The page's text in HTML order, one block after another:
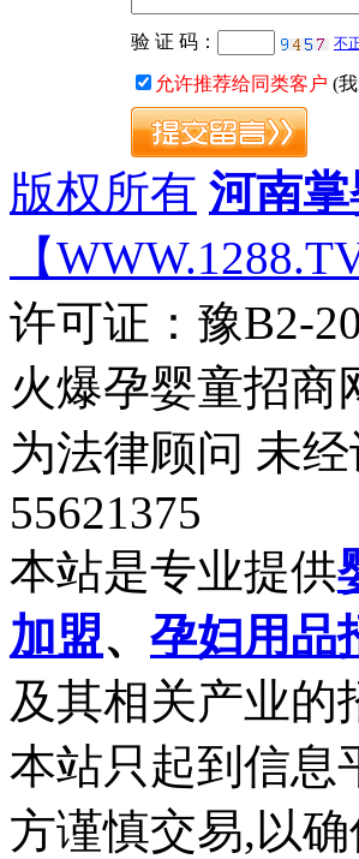
验 证 码： 不
允许推荐给同类客户 (
版权所有 河南
【WWW.1288.TV
许可证：豫B2-
火爆孕婴童招商
为法律顾问 未
55621375
本站是专业提供
加盟、 孕妇用品
及其相关产业的
本站只起到信息
方谨慎交易,以